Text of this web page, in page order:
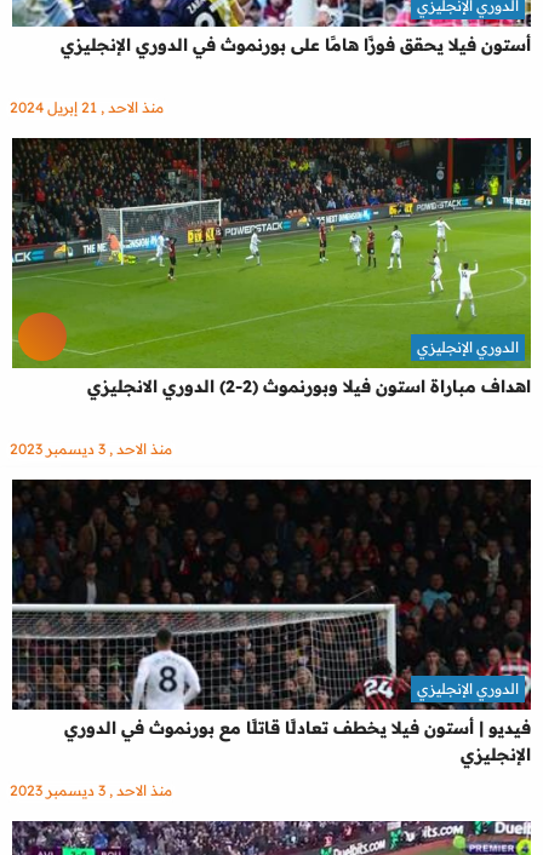
أستون فيلا يحقق فوزًا هامًا على بورنموث في الدوري الإنجليزي
الدوري الإنجليزي
منذ الاحد , 21 إبريل 2024
اهداف مباراة استون فيلا وبورنموث (2-2) الدوري الانجليزي
الدوري الإنجليزي
منذ الاحد , 3 ديسمبر 2023
فيديو | أستون فيلا يخطف تعادلًا قاتلًا مع بورنموث في الدوري
الإنجليزي
الدوري الإنجليزي
منذ الاحد , 3 ديسمبر 2023